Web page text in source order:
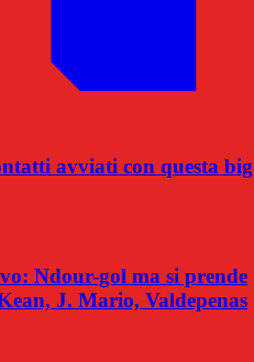
avviati con questa big
Ndour-gol ma si prende
J. Mario, Valdepenas